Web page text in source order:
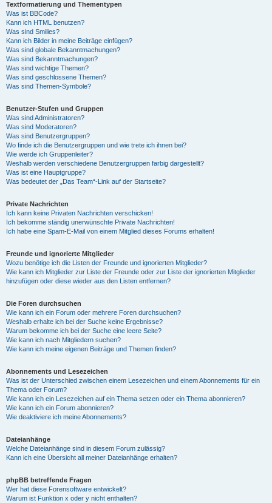
Textformatierung und Thementypen
Was ist BBCode?
Kann ich HTML benutzen?
Was sind Smilies?
Kann ich Bilder in meine Beiträge einfügen?
Was sind globale Bekanntmachungen?
Was sind Bekanntmachungen?
Was sind wichtige Themen?
Was sind geschlossene Themen?
Was sind Themen-Symbole?
Benutzer-Stufen und Gruppen
Was sind Administratoren?
Was sind Moderatoren?
Was sind Benutzergruppen?
Wo finde ich die Benutzergruppen und wie trete ich ihnen bei?
Wie werde ich Gruppenleiter?
Weshalb werden verschiedene Benutzergruppen farbig dargestellt?
Was ist eine Hauptgruppe?
Was bedeutet der „Das Team“-Link auf der Startseite?
Private Nachrichten
Ich kann keine Privaten Nachrichten verschicken!
Ich bekomme ständig unerwünschte Private Nachrichten!
Ich habe eine Spam-E-Mail von einem Mitglied dieses Forums erhalten!
Freunde und ignorierte Mitglieder
Wozu benötige ich die Listen der Freunde und ignorierten Mitglieder?
Wie kann ich Mitglieder zur Liste der Freunde oder zur Liste der ignorierten Mitglieder
hinzufügen oder diese wieder aus den Listen entfernen?
Die Foren durchsuchen
Wie kann ich ein Forum oder mehrere Foren durchsuchen?
Weshalb erhalte ich bei der Suche keine Ergebnisse?
Warum bekomme ich bei der Suche eine leere Seite?
Wie kann ich nach Mitgliedern suchen?
Wie kann ich meine eigenen Beiträge und Themen finden?
Abonnements und Lesezeichen
Was ist der Unterschied zwischen einem Lesezeichen und einem Abonnements für ein
Thema oder Forum?
Wie kann ich ein Lesezeichen auf ein Thema setzen oder ein Thema abonnieren?
Wie kann ich ein Forum abonnieren?
Wie deaktiviere ich meine Abonnements?
Dateianhänge
Welche Dateianhänge sind in diesem Forum zulässig?
Kann ich eine Übersicht all meiner Dateianhänge erhalten?
phpBB betreffende Fragen
Wer hat diese Forensoftware entwickelt?
Warum ist Funktion x oder y nicht enthalten?